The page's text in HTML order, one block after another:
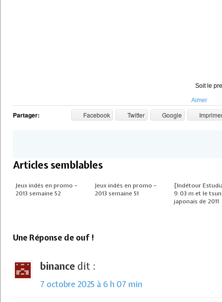
Soit le
Aimer
Partager: Facebook Twitter Google
Articles semblables
Jeux indés en promo –
2013 semaine 52
Jeux indés en promo –
2013 semaine 51
[Indétour
9.03 m et le
japonais de 2011
Une Réponse de ouf !
binance dit :
7 octobre 2025 à 6 h 07 min